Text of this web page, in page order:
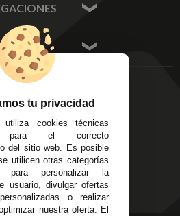
Pedidos
favoritos
- Sevilla
de Toros.
3
- Valencia
135
Legal
de Privacidad
Seguro
y
Generales
de Cookies
tu privacidad
utiliza cookies técnicas
para el correcto
del sitio web. Es posible
utilicen otras categorías
para personalizar la
usuario, divulgar ofertas
o realizar
nuestra oferta. El